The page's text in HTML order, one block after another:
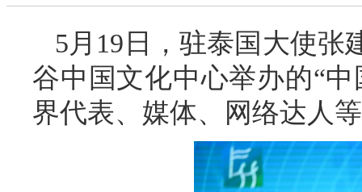
5月19日，驻泰国大使张
谷中国文化中心举办的“
界代表、媒体、网络达人